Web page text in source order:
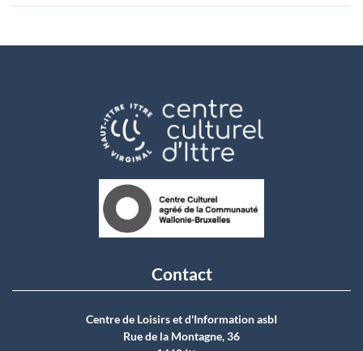
Contact
Centre de Loisirs et d'Information asbI
Rue de la Montagne, 36